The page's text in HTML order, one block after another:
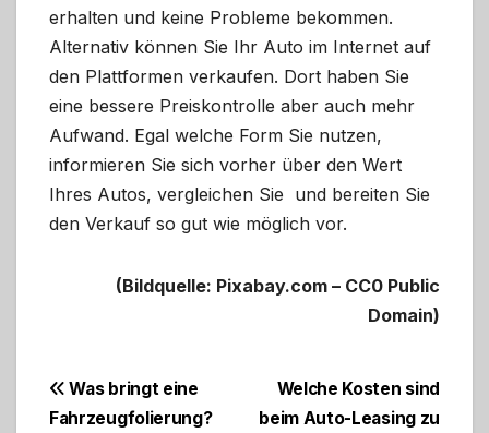
erhalten und keine Probleme bekommen.
Alternativ können Sie Ihr Auto im Internet auf
den Plattformen verkaufen. Dort haben Sie
eine bessere Preiskontrolle aber auch mehr
Aufwand. Egal welche Form Sie nutzen,
informieren Sie sich vorher über den Wert
Ihres Autos, vergleichen Sie und bereiten Sie
den Verkauf so gut wie möglich vor.
(Bildquelle: Pixabay.com – CC0 Public
Domain)
Beitragsnavigation
Welche Kosten sind
beim Auto-Leasing zu
Was bringt eine
Fahrzeugfolierung?